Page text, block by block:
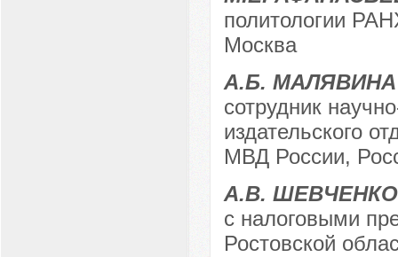
политологии
Москва
А.Б. МАЛЯВИНА
сотрудник
издательского
МВД России,
А.В. ШЕВЧЕНКО
с налоговыми
Ростовской